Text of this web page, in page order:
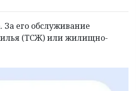
его обслуживание
(ТСЖ) или жилищно-